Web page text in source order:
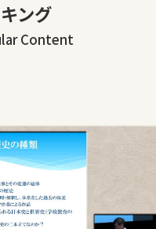
ング
Content